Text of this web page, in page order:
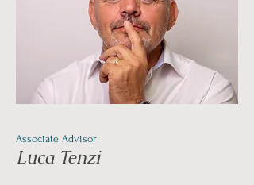
Associate Advisor
Luca Tenzi